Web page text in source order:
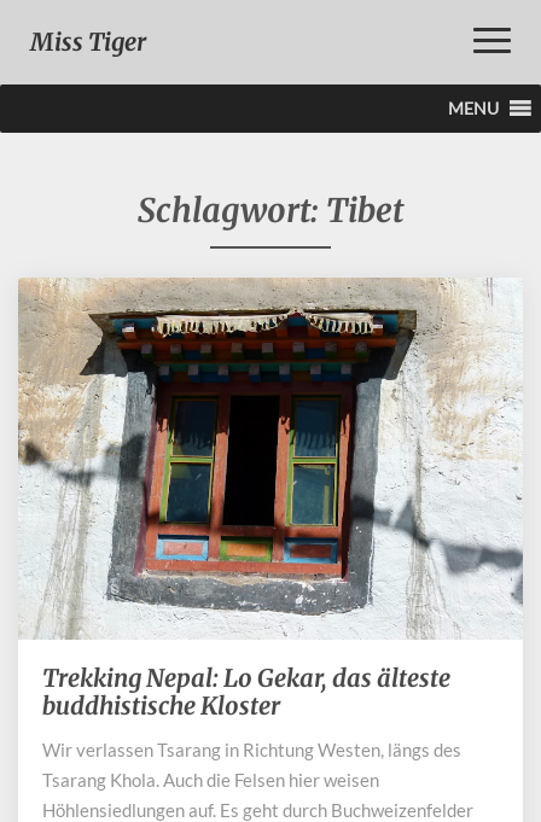
Toggle
Miss Tiger
MENU
Schlagwort: Tibet
Trekking
Nepal:
Gekar,
das
älteste
Trekking Nepal: Lo Gekar, das älteste
buddhistische Kloster
Wir verlassen Tsarang in Richtung Westen, längs des
Tsarang Khola. Auch die Felsen hier weisen
Höhlensiedlungen auf. Es geht durch Buchweizenfelder